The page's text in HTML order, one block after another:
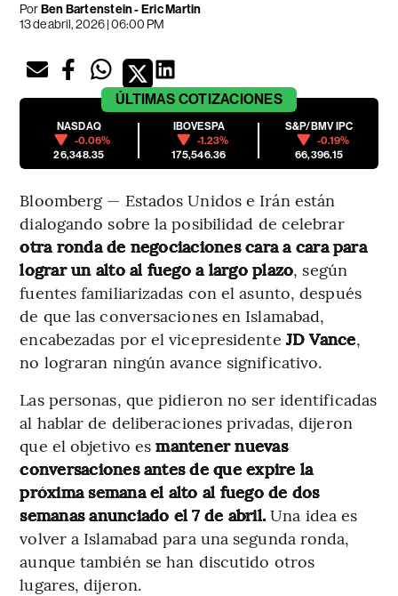
PorBen Bartenstein - Eric Martin
13 de abril, 2026 | 06:00 PM
ÚLTIMAS COTIZACIONES
NASDAQ
-0.06%
26,348.35
IBOVESPA
-1.23%
175,546.36
S&P/BMV IPC
-0.19%
66,396.15
Bloomberg — Estados Unidos e Irán están
dialogando sobre la posibilidad de celebrar
otra ronda de negociaciones cara a cara para
lograr un alto al fuego a largo plazo, según
fuentes familiarizadas con el asunto, después
de que las conversaciones en Islamabad,
encabezadas por el vicepresidente JD Vance,
no lograran ningún avance significativo.
Las personas, que pidieron no ser identificadas
al hablar de deliberaciones privadas, dijeron
que el objetivo esmantener nuevas
conversaciones antes de que expire la
próxima semana el alto al fuego de dos
semanas anunciado el 7 de abril. Una idea es
volver a Islamabad para una segunda ronda,
aunque también se han discutido otros
lugares, dijeron.